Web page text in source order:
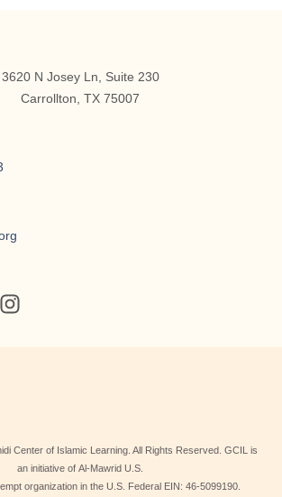
3620 N Josey Ln, Suite 230
Carrollton, TX 75007
Center of Islamic Learning. All Rights Reserved. GCIL is
an initiative of Al-Mawrid U.S.
organization in the U.S. Federal EIN: 46-5099190.